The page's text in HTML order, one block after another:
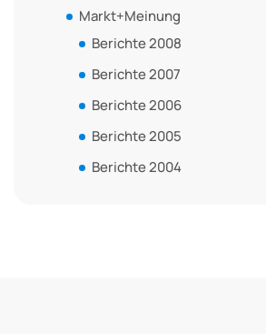
Markt+Meinung
Berichte 2008
Berichte 2007
Berichte 2006
Berichte 2005
Berichte 2004